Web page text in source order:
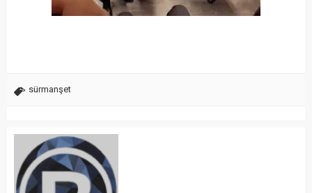
sürmanşet